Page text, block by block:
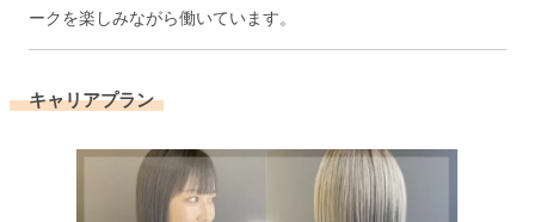
ークを楽しみながら働いています。
キャリアプラン